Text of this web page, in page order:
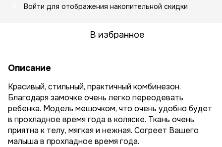
Войти для отображения накопительной скидки
В избранное
Описание
Красивый, стильный, практичный комбинезон.
Благодаря замочке очень легко переодевать
ребенка. Модель мешочком, что очень удобно будет
в прохладное время года в коляске. Ткань очень
приятна к телу, мягкая и нежная. Согреет Вашего
малыша в прохладное время года.